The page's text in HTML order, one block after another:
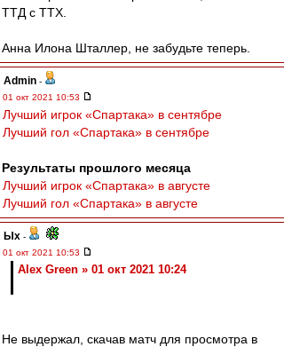
ТТД с ТТХ.
Анна Илона Шталлер, не забудьте теперь.
Admin -
01 окт 2021 10:53
Лучший игрок «Спартака» в сентябре
Лучший гол «Спартака» в сентябре
Результаты прошлого месяца
Лучший игрок «Спартака» в августе
Лучший гол «Спартака» в августе
Ых -
01 окт 2021 10:53
Alex Green » 01 окт 2021 10:24
Не выдержал, скачав матч для просмотра в